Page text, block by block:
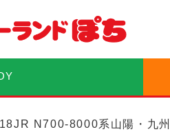
N700-8000系山陽・九